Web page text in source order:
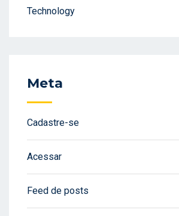
Technology
Meta
Cadastre-se
Acessar
Feed de posts